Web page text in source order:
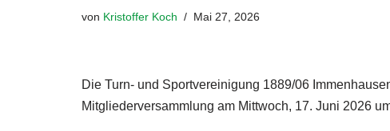
von Kristoffer Koch Mai 27, 2026
Die Turn- und Sportvereinigung 1889/06
Mitgliederversammlung am Mittwoch, 17. Juni 2026